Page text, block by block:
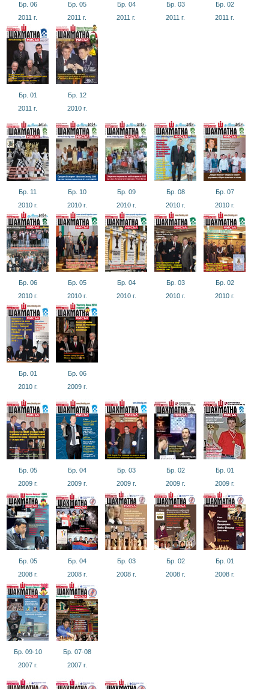
Бр. 06
2011 г.
Бр. 05
2011 г.
Бр. 04
2011 г.
Бр. 03
2011 г.
Бр. 02
2011 г.
Бр. 01
2011 г.
Бр. 12
2010г.
Бр. 11
2010г.
Бр. 10
2010г.
Бр. 09
2010г.
Бр. 08
2010г.
Бр. 07
2010г.
Бр. 06
2010г.
Бр. 05
2010г.
Бр. 04
2010г.
Бр. 03
2010г.
Бр. 02
2010г.
Бр. 01
2010г.
Бр. 06
2009г.
Бр. 05
2009г.
Бр. 04
2009г.
Бр. 03
2009г.
Бр. 02
2009г.
Бр. 01
2009г.
Бр. 05
2008г.
Бр. 04
2008г.
Бр. 03
2008г.
Бр. 02
2008г.
Бр. 01
2008г.
Бр. 09-10
2007г.
Бр. 07-08
2007г.